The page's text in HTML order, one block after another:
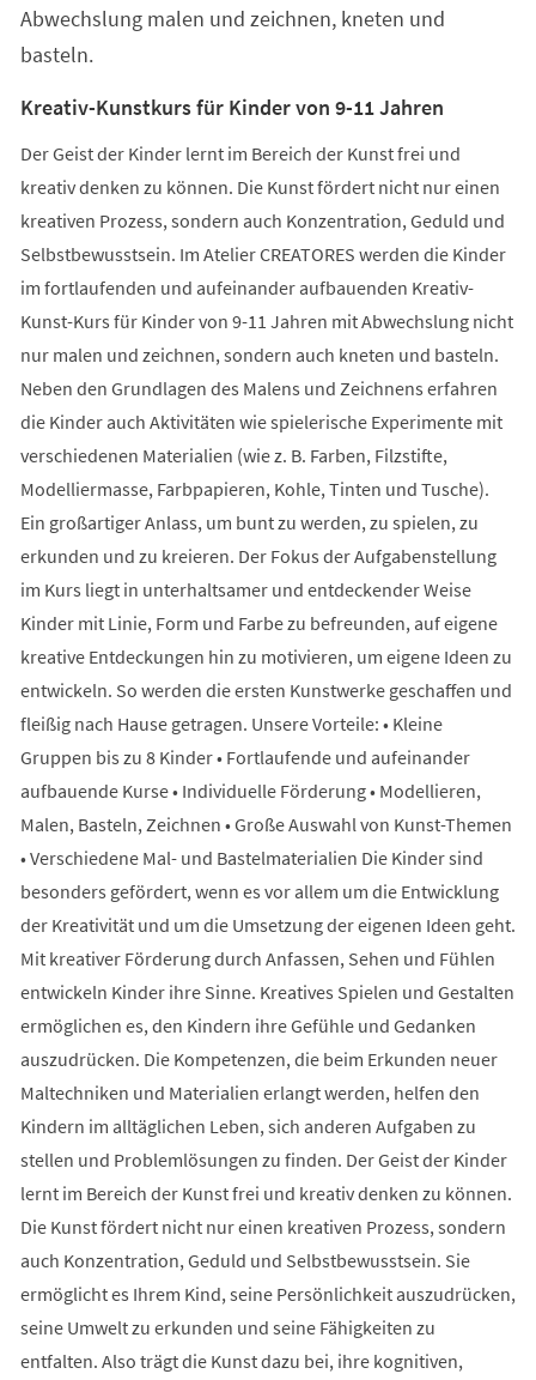
Abwechslung malen und zeichnen, kneten und
basteln.
Kreativ-Kunstkurs für Kinder von 9-11 Jahren
Der Geist der Kinder lernt im Bereich der Kunst frei und
kreativ denken zu können. Die Kunst fördert nicht nur einen
kreativen Prozess, sondern auch Konzentration, Geduld und
Selbstbewusstsein. Im Atelier CREATORES werden die Kinder
im fortlaufenden und aufeinander aufbauenden Kreativ-
Kunst-Kurs für Kinder von 9-11 Jahren mit Abwechslung nicht
nur malen und zeichnen, sondern auch kneten und basteln.
Neben den Grundlagen des Malens und Zeichnens erfahren
die Kinder auch Aktivitäten wie spielerische Experimente mit
verschiedenen Materialien (wie z. B. Farben, Filzstifte,
Modelliermasse, Farbpapieren, Kohle, Tinten und Tusche).
Ein großartiger Anlass, um bunt zu werden, zu spielen, zu
erkunden und zu kreieren. Der Fokus der Aufgabenstellung
im Kurs liegt in unterhaltsamer und entdeckender Weise
Kinder mit Linie, Form und Farbe zu befreunden, auf eigene
kreative Entdeckungen hin zu motivieren, um eigene Ideen zu
entwickeln. So werden die ersten Kunstwerke geschaffen und
fleißig nach Hause getragen. Unsere Vorteile: • Kleine
Gruppen bis zu 8 Kinder • Fortlaufende und aufeinander
aufbauende Kurse • Individuelle Förderung • Modellieren,
Malen, Basteln, Zeichnen • Große Auswahl von Kunst-Themen
• Verschiedene Mal- und Bastelmaterialien Die Kinder sind
besonders gefördert, wenn es vor allem um die Entwicklung
der Kreativität und um die Umsetzung der eigenen Ideen geht.
Mit kreativer Förderung durch Anfassen, Sehen und Fühlen
entwickeln Kinder ihre Sinne. Kreatives Spielen und Gestalten
ermöglichen es, den Kindern ihre Gefühle und Gedanken
auszudrücken. Die Kompetenzen, die beim Erkunden neuer
Maltechniken und Materialien erlangt werden, helfen den
Kindern im alltäglichen Leben, sich anderen Aufgaben zu
stellen und Problemlösungen zu finden. Der Geist der Kinder
lernt im Bereich der Kunst frei und kreativ denken zu können.
Die Kunst fördert nicht nur einen kreativen Prozess, sondern
auch Konzentration, Geduld und Selbstbewusstsein. Sie
ermöglicht es Ihrem Kind, seine Persönlichkeit auszudrücken,
seine Umwelt zu erkunden und seine Fähigkeiten zu
entfalten. Also trägt die Kunst dazu bei, ihre kognitiven,